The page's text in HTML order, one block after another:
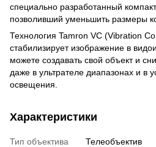
специально разработанный
позволивший уменьшить размеры
Технология Tamron VC (Vibration
стабилизирует изображение в
можете создавать свой объект и
даже в ультрателе диапазонах и в
освещения.
Характеристики
Тип объектива
Телеобъектив